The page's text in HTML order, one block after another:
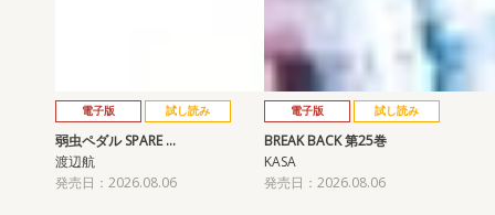
電子版 試し読み
弱虫ペダル SPARE …
渡辺航
発売日：2026.08.06
電子版 試し読み
BREAK BACK 第25巻
KASA
発売日：2026.08.06